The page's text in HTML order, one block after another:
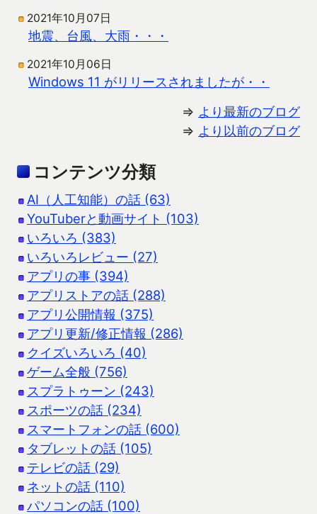
2021年10月07日
地震、台風、大雨・・・
2021年10月06日
Windows 11 がリリースされましたが・・
⇒ より最新のブログ
⇒ より以前のブログ
コンテンツ分類
AI（人工知能）の話 (63)
YouTuberと動画サイト (103)
いろいろ (383)
いろいろレビュー (27)
アプリの事 (394)
アプリストアの話 (288)
アプリ公開情報 (375)
アプリ更新/修正情報 (286)
クイズいろいろ (40)
ゲーム全般 (756)
スプラトゥーン (243)
スポーツの話 (234)
スマートフォンの話 (600)
タブレットの話 (105)
テレビの話 (29)
ネットの話 (110)
パソコンの話 (100)